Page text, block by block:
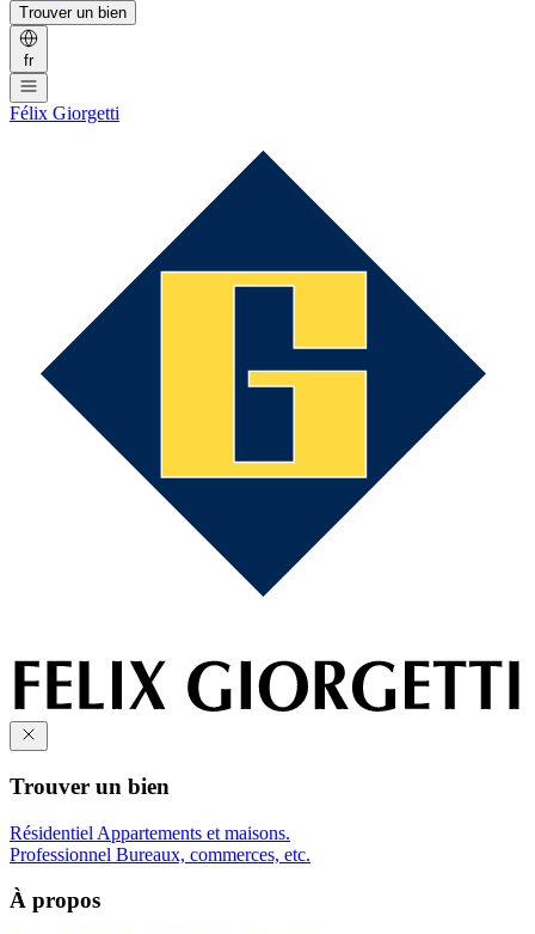
Trouver un bien
fr
Félix Giorgetti
Trouver un bien
Résidentiel Appartements et maisons.
Professionnel Bureaux, commerces, etc.
À propos